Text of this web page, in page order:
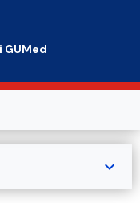
GUMed
expand_more